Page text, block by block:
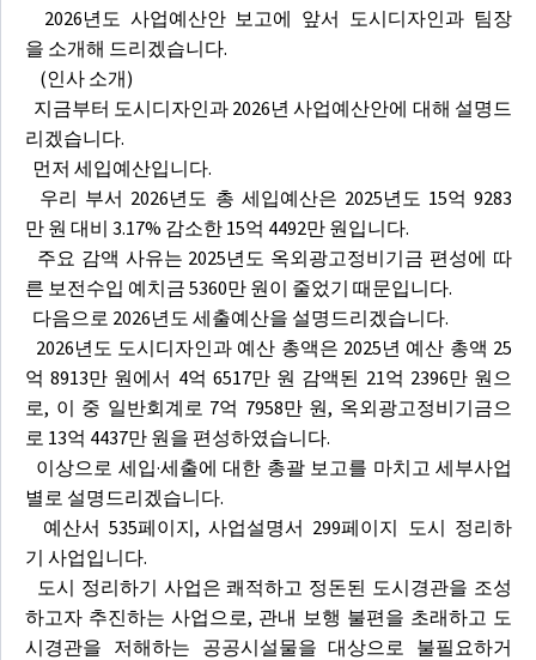
2026년도 사업예산안 보고에 앞서 도시디자인과 팀장
을 소개해 드리겠습니다.
(인사 소개)
지금부터 도시디자인과 2026년 사업예산안에 대해 설명드
리겠습니다.
먼저 세입예산입니다.
우리 부서 2026년도 총 세입예산은 2025년도 15억 9283
만 원 대비 3.17% 감소한 15억 4492만 원입니다.
주요 감액 사유는 2025년도 옥외광고정비기금 편성에 따
른 보전수입 예치금 5360만 원이 줄었기 때문입니다.
다음으로 2026년도 세출예산을 설명드리겠습니다.
2026년도 도시디자인과 예산 총액은 2025년 예산 총액 25
억 8913만 원에서 4억 6517만 원 감액된 21억 2396만 원으
로, 이 중 일반회계로 7억 7958만 원, 옥외광고정비기금으
로 13억 4437만 원을 편성하였습니다.
이상으로 세입·세출에 대한 총괄 보고를 마치고 세부사업
별로 설명드리겠습니다.
예산서 535페이지, 사업설명서 299페이지 도시 정리하
기 사업입니다.
도시 정리하기 사업은 쾌적하고 정돈된 도시경관을 조성
하고자 추진하는 사업으로, 관내 보행 불편을 초래하고 도
시경관을 저해하는 공공시설물을 대상으로 불필요하거